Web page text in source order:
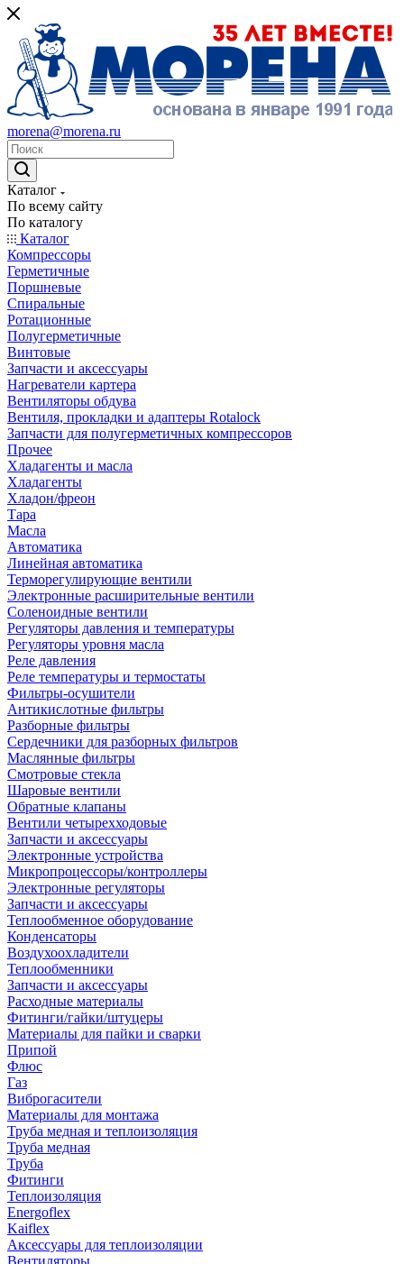
morena@morena.ru
Каталог
По всему сайту
По каталогу
Каталог
Компрессоры
Герметичные
Поршневые
Спиральные
Ротационные
Полугерметичные
Винтовые
Запчасти и аксессуары
Нагреватели картера
Вентиляторы обдува
Вентиля, прокладки и адаптеры Rotalock
Запчасти для полугерметичных компрессоров
Прочее
Хладагенты и масла
Хладагенты
Хладон/фреон
Тара
Масла
Автоматика
Линейная автоматика
Терморегулирующие вентили
Электронные расширительные вентили
Соленоидные вентили
Регуляторы давления и температуры
Регуляторы уровня масла
Реле давления
Реле температуры и термостаты
Фильтры-осушители
Антикислотные фильтры
Разборные фильтры
Сердечники для разборных фильтров
Маслянные фильтры
Смотровые стекла
Шаровые вентили
Обратные клапаны
Вентили четырехходовые
Запчасти и аксессуары
Электронные устройства
Микропроцессоры/контроллеры
Электронные регуляторы
Запчасти и аксессуары
Теплообменное оборудование
Конденсаторы
Воздухоохладители
Теплообменники
Запчасти и аксессуары
Расходные материалы
Фитинги/гайки/штуцеры
Материалы для пайки и сварки
Припой
Флюс
Газ
Виброгасители
Материалы для монтажа
Труба медная и теплоизоляция
Труба медная
Труба
Фитинги
Теплоизоляция
Energoflex
Kaiflex
Аксессуары для теплоизоляции
Вентиляторы